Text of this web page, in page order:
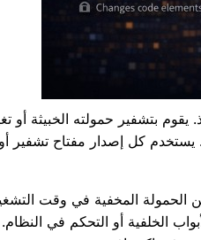
يقوم بتشفير حمولته الخبيثة أو
يستخدم كل إصدار مفتاح تشفير أو
الحمولة المخفية في وقت
الخلفية أو التحكم في النظام.